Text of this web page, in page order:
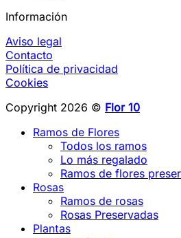
Información
Aviso legal
Contacto
Política de privacidad
Cookies
Copyright 2026 © Flor 10
Ramos de Flores
Todos los ramos
Lo más regalado
Ramos de flores
Rosas
Ramos de rosas
Rosas Preservadas
Plantas